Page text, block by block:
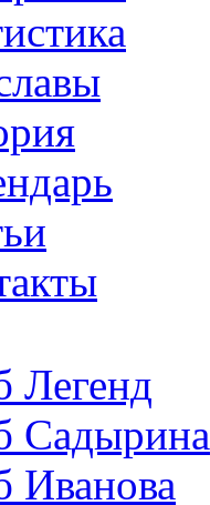
Легенд
Садырина
Иванова